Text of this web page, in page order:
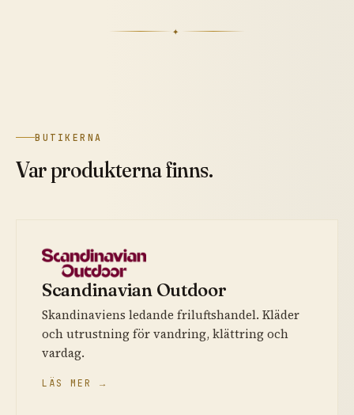
✦
BUTIKERNA
Var produkterna finns.
Scandinavian Outdoor
Skandinaviens ledande friluftshandel. Kläder
och utrustning för vandring, klättring och
vardag.
LÄS MER →